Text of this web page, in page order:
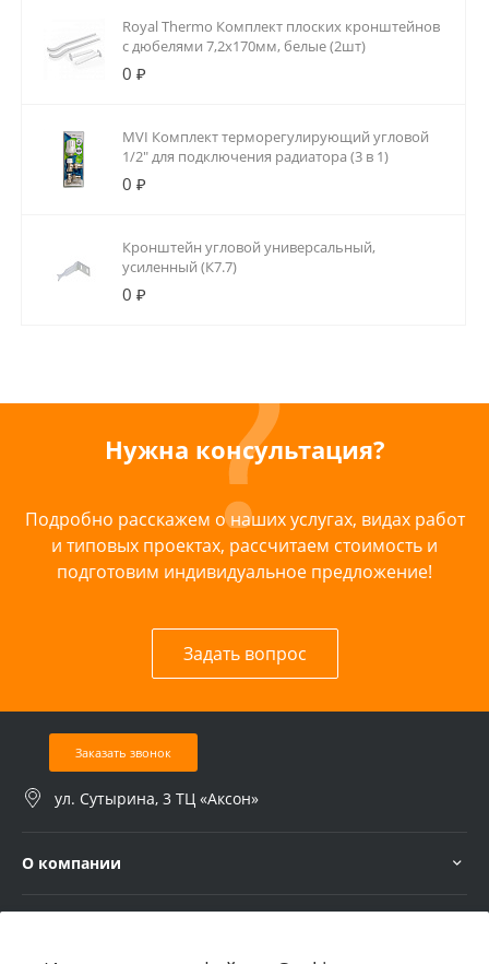
Royal Thermo Комплект плоских кронштейнов
с дюбелями 7,2х170мм, белые (2шт)
0 ₽
MVI Комплект терморегулирующий угловой
1/2" для подключения радиатора (3 в 1)
0 ₽
Кронштейн угловой универсальный,
усиленный (К7.7)
0 ₽
Нужна консультация?
Подробно расскажем о наших услугах, видах работ
и типовых проектах, рассчитаем стоимость и
подготовим индивидуальное предложение!
Задать вопрос
Заказать звонок
ул. Сутырина, 3 ТЦ «Аксон»
О компании